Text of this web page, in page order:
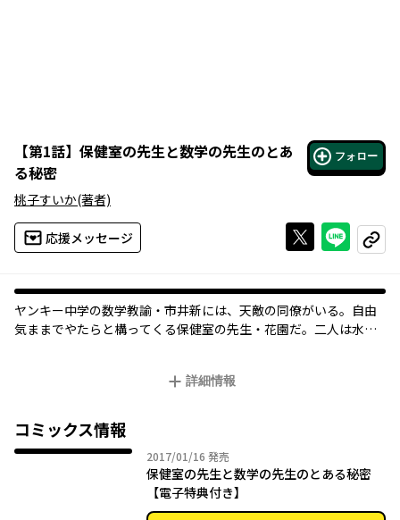
【第1話】 保健室の先生と数学の先生のとあ
る秘密
フォロー
桃子すいか(著者)
応援メッセージ Xで投稿する
ライン
コピー
ヤンキー中学の数学教諭・市井新には、天敵の同僚がいる。自由
気ままでやたらと構ってくる保健室の先生・花園だ。二人は水と
とんでもない事態に陥って…!? 詳細情報
コミックス情報
2017/01/16 2017年01月16日
発売
保健室の先生と数学の先生のとある秘密
【電子特典付き】